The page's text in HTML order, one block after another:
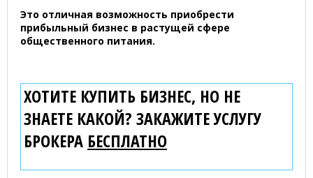
Это отличная возможность приобрести
прибыльный бизнес в растущей сфере
общественного питания.
ХОТИТЕ КУПИТЬ БИЗНЕС, НО НЕ
ЗНАЕТЕ КАКОЙ? ЗАКАЖИТЕ УСЛУГУ
БРОКЕРА БЕСПЛАТНО